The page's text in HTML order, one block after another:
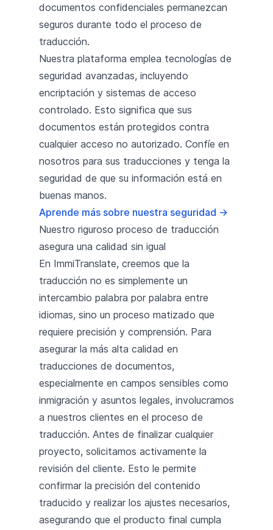
documentos confidenciales permanezcan
seguros durante todo el proceso de
traducción.
Nuestra plataforma emplea tecnologías de
seguridad avanzadas, incluyendo
encriptación y sistemas de acceso
controlado. Esto significa que sus
documentos están protegidos contra
cualquier acceso no autorizado. Confíe en
nosotros para sus traducciones y tenga la
seguridad de que su información está en
buenas manos.
Aprende más sobre nuestra seguridad →
Nuestro riguroso proceso de traducción
asegura una calidad sin igual
En ImmiTranslate, creemos que la
traducción no es simplemente un
intercambio palabra por palabra entre
idiomas, sino un proceso matizado que
requiere precisión y comprensión. Para
asegurar la más alta calidad en
traducciones de documentos,
especialmente en campos sensibles como
inmigración y asuntos legales, involucramos
a nuestros clientes en el proceso de
traducción. Antes de finalizar cualquier
proyecto, solicitamos activamente la
revisión del cliente. Esto le permite
confirmar la precisión del contenido
traducido y realizar los ajustes necesarios,
asegurando que el producto final cumpla